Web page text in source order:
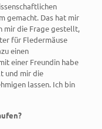
gemacht. Das hat mir
mir die Frage gestellt,
für Fledermäuse
einen
einer Freundin habe
und mir die
lassen. Ich bin